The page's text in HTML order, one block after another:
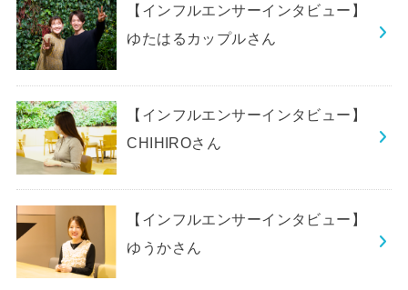
【インフルエンサーインタビュー】
ゆたはるカップルさん
【インフルエンサーインタビュー】
CHIHIROさん
【インフルエンサーインタビュー】
ゆうかさん